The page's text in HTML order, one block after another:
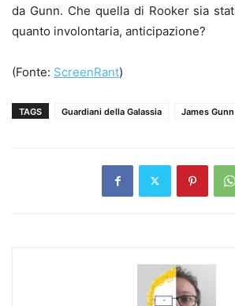
da Gunn. Che quella di Rooker sia
quanto involontaria, anticipazione?
(Fonte: ScreenRant)
TAGS Guardiani della Galassia James Gunn